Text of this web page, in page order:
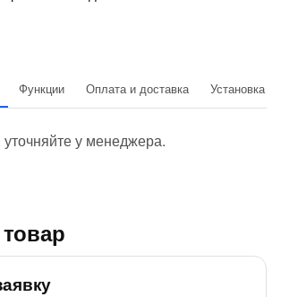
Функции Оплата и доставка Установка
уточняйте у менеджера.